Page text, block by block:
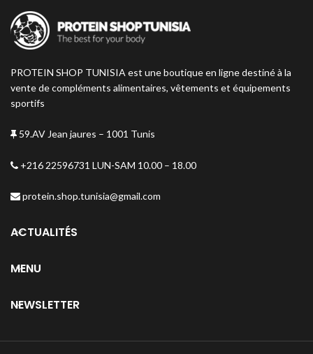
PROTEIN SHOP TUNISIA est une boutique en ligne destiné à la
vente de compléments alimentaires, vêtements et équipements
sportifs
59.AV Jean jaures – 1001 Tunis
+216 22596731 LUN-SAM 10.00 – 18.00
protein.shop.tunisia@gmail.com
ACTUALITÉS
MENU
NEWSLETTER